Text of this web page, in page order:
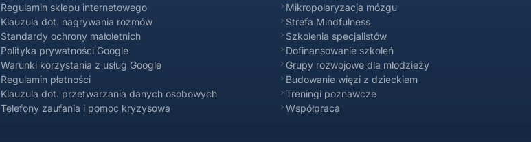
Regulamin sklepu internetowego
Klauzula dot. nagrywania rozmów
Standardy ochrony małoletnich
Polityka prywatności Google
Warunki korzystania z usług Google
Regulamin płatności
Klauzula dot. przetwarzania danych osobowych
Telefony zaufania i pomoc kryzysowa
Mikropolaryzacja mózgu
Strefa Mindfulness
Szkolenia specjalistów
Dofinansowanie szkoleń
Grupy rozwojowe dla młodzieży
Budowanie więzi z dzieckiem
Treningi poznawcze
Współpraca
Propsyche FAQ
Online